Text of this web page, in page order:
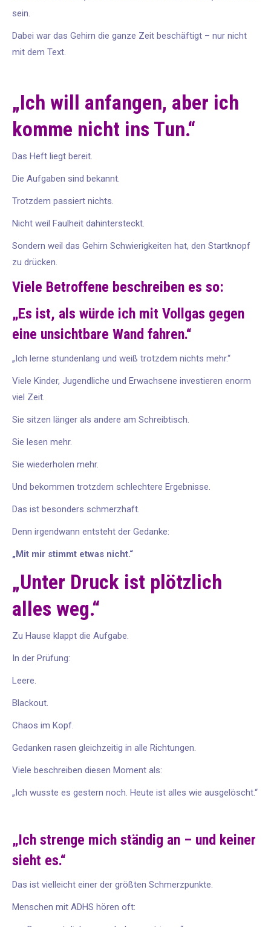
sein.
Dabei war das Gehirn die ganze Zeit beschäftigt – nur nicht
mit dem Text.
„Ich will anfangen, aber ich
komme nicht ins Tun.“
Das Heft liegt bereit.
Die Aufgaben sind bekannt.
Trotzdem passiert nichts.
Nicht weil Faulheit dahintersteckt.
Sondern weil das Gehirn Schwierigkeiten hat, den Startknopf
zu drücken.
Viele Betroffene beschreiben es so:
„Es ist, als würde ich mit Vollgas gegen
eine unsichtbare Wand fahren.“
„Ich lerne stundenlang und weiß trotzdem nichts mehr.“
Viele Kinder, Jugendliche und Erwachsene investieren enorm
viel Zeit.
Sie sitzen länger als andere am Schreibtisch.
Sie lesen mehr.
Sie wiederholen mehr.
Und bekommen trotzdem schlechtere Ergebnisse.
Das ist besonders schmerzhaft.
Denn irgendwann entsteht der Gedanke:
„Mit mir stimmt etwas nicht.“
„Unter Druck ist plötzlich
alles weg.“
Zu Hause klappt die Aufgabe.
In der Prüfung:
Leere.
Blackout.
Chaos im Kopf.
Gedanken rasen gleichzeitig in alle Richtungen.
Viele beschreiben diesen Moment als:
„Ich wusste es gestern noch. Heute ist alles wie ausgelöscht.“
„Ich strenge mich ständig an – und keiner
sieht es.“
Das ist vielleicht einer der größten Schmerzpunkte.
Menschen mit ADHS hören oft: